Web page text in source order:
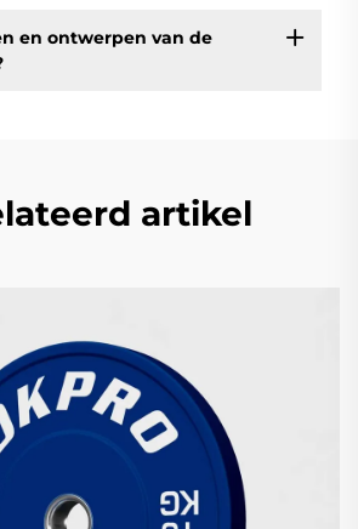
en ontwerpen van de
artikel